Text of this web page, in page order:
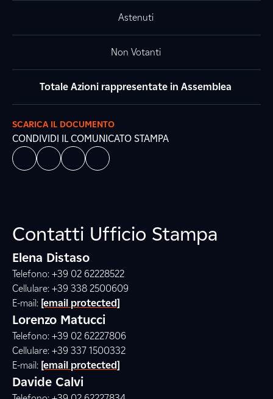
Astenuti
Non Votanti
Totale Azioni rappresentate in Assemblea
SCARICA IL DOCUMENTO
CONDIVIDI IL COMUNICATO STAMPA
Contatti Ufficio Stampa
Elena Distaso
Telefono: +39 02 62228522
Cellulare: +39 338 2500609
E-mail: [email protected]
Lorenzo Matucci
Telefono: +39 02 62227806
Cellulare: +39 337 1500332
E-mail: [email protected]
Davide Calvi